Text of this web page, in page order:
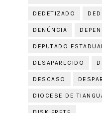
DEDETIZADO
DENÚNCIA
DEPUTADO
DESAPARECIDO
DESCASO
DIOCESE DE